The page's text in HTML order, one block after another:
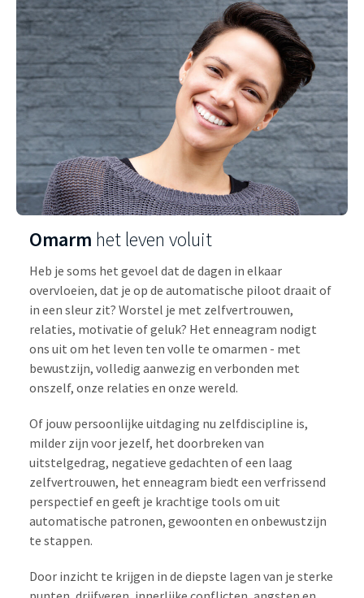
Omarm het leven voluit
Heb je soms het gevoel dat de dagen in elkaar
overvloeien, dat je op de automatische piloot draait of
in een sleur zit? Worstel je met zelfvertrouwen,
relaties, motivatie of geluk? Het enneagram nodigt
ons uit om het leven ten volle te omarmen - met
bewustzijn, volledig aanwezig en verbonden met
onszelf, onze relaties en onze wereld.
Of jouw persoonlijke uitdaging nu zelfdiscipline is,
milder zijn voor jezelf, het doorbreken van
uitstelgedrag, negatieve gedachten of een laag
zelfvertrouwen, het enneagram biedt een verfrissend
perspectief en geeft je krachtige tools om uit
automatische patronen, gewoonten en onbewustzijn
te stappen.
Door inzicht te krijgen in de diepste lagen van je sterke